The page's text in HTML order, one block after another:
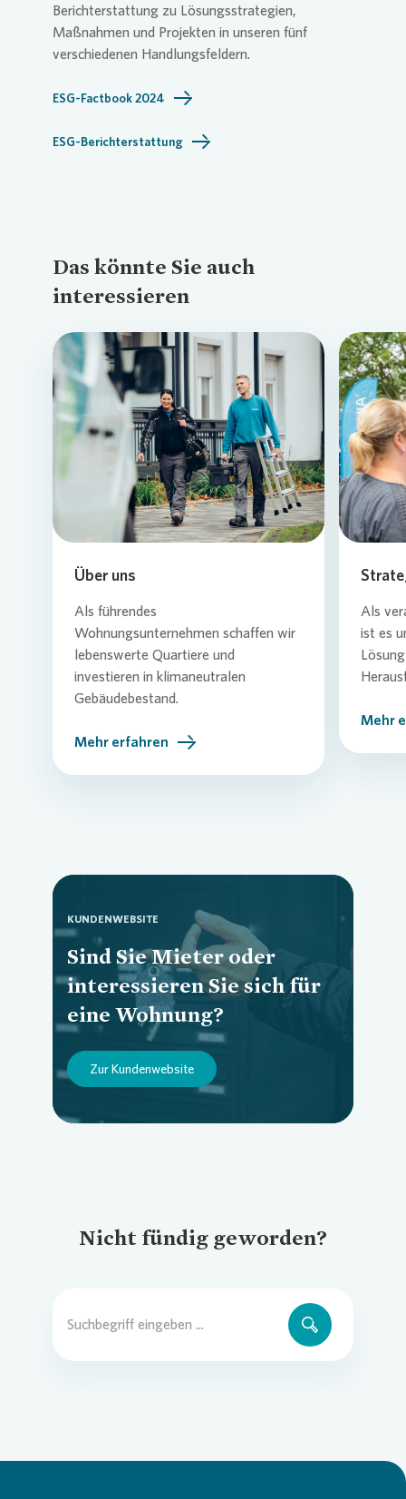
Berichterstattung zu Lösungsstrategien,
Maßnahmen und Projekten in unseren fünf
verschiedenen Handlungsfeldern.
ESG-Factbook 2024
ESG-Berichterstattung
Das könnte Sie auch
interessieren
Loading...
Über uns
Als führendes
Wohnungsunternehmen schaffen wir
lebenswerte Quartiere und
investieren in klimaneutralen
Gebäudebestand.
Mehr erfahren
Als
ist es
Mehr
KUNDENWEBSITE
Sind Sie Mieter oder
interessieren Sie sich für
eine Wohnung?
Zur Kundenwebsite
Loading...
Nicht fündig geworden?